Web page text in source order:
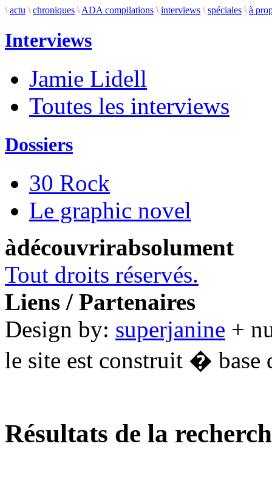
\ actu \ chroniques \ ADA compilations \ interviews \ spéciales \ à
Interviews
Jamie Lidell
Toutes les interviews
Dossiers
30 Rock
Le graphic novel
àdécouvrirabsolument
Tout droits réservés.
Liens / Partenaires
Design by: superjanine +
le site est construit � base
Résultats de la